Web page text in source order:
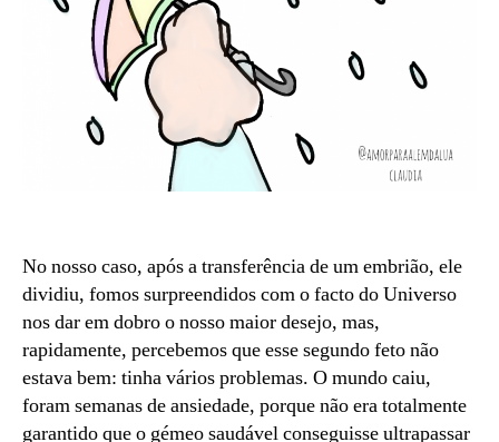
No nosso caso, após a transferência de um embrião, ele
dividiu, fomos surpreendidos com o facto do Universo
nos dar em dobro o nosso maior desejo, mas,
rapidamente, percebemos que esse segundo feto não
estava bem: tinha vários problemas. O mundo caiu,
foram semanas de ansiedade, porque não era totalmente
garantido que o gémeo saudável conseguisse ultrapassar